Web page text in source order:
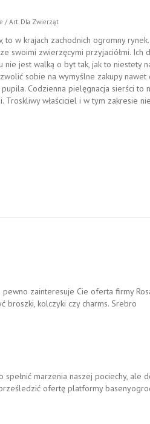
/ Art. Dla Zwierząt
w krajach zachodnich ogromny
swoimi zwierzęcymi przyjaciółmi. Ich
nie jest walką o byt tak, jak to niestety
sobie na wymyślne zakupy
Codzienna pielęgnacja sierści to
właściciel i w tym zakresie
zainteresuje Cie oferta firmy
broszki, kolczyki czy charms. Srebro
marzenia naszej pociechy, ale
ofertę platformy